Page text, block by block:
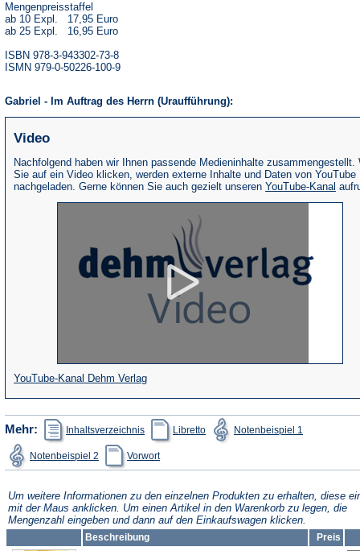
Mengenpreisstaffel
ab 10 Expl. 17,95 Euro
ab 25 Expl. 16,95 Euro
ISBN 978-3-943302-73-8
ISMN 979-0-50226-100-9
Gabriel - Im Auftrag des Herrn (Uraufführung):
Video
Nachfolgend haben wir Ihnen passende Medieninhalte zusammengestellt.
Sie auf ein Video klicken, werden externe Inhalte und Daten von YouTube
nachgeladen. Gerne können Sie auch gezielt unseren YouTube-Kanal
YouTube-Kanal Dehm Verlag(Öffnet
in
einem
neuen
Tab)
Mehr: Inhaltsverzeichnis
(Öffnet
in
einem
neuen
Tab)
Libretto
(Öffnet
in
einem
Tab)
Notenbeispiel 1in
Tab)
Notenbeispiel 2
(Öffnet
in
einem
Tab)
Vorwortin
einem
Tab)
Um weitere Informationen zu den einzelnen Produkten zu erhalten, diese
mit der Maus anklicken. Um einen Artikel in den Warenkorb zu legen, die
Mengenzahl eingeben und dann auf den Einkaufswagen klicken.
Beschreibung
Preis